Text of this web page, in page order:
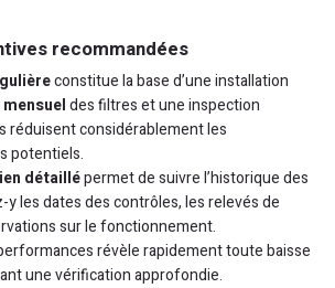
recommandées
constitue la base d’une installation
des filtres et une inspection
réduisent considérablement les
potentiels.
détaillépermet de suivre l’historique des
les dates des contrôles, les relevés de
sur le fonctionnement.
révèle rapidement toute baisse
une vérification approfondie.